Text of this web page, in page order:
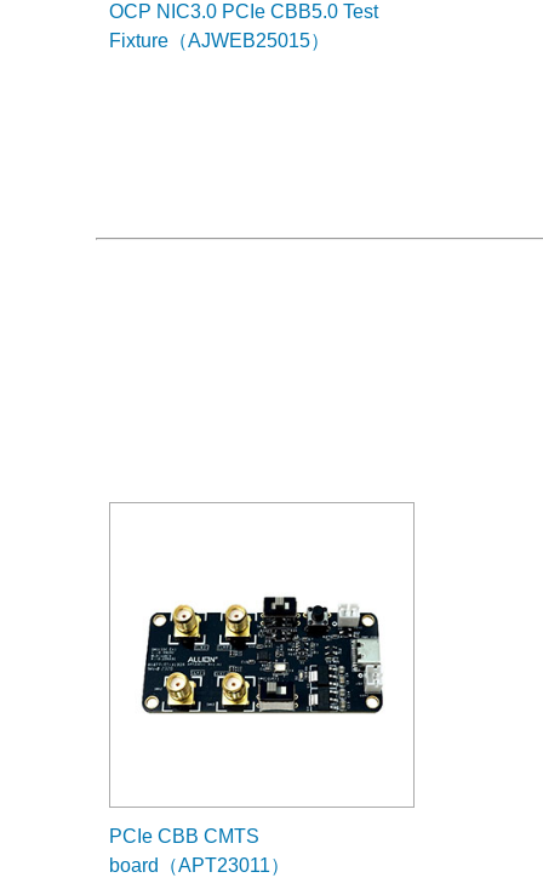
OCP NIC3.0 PCIe CBB5.0 Test
Fixture（AJWEB25015）
PCIe CBB CMTS
board（APT23011）